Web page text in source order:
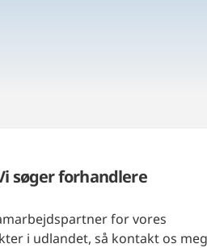
søger forhandlere
for vores
i udlandet, så kontakt os